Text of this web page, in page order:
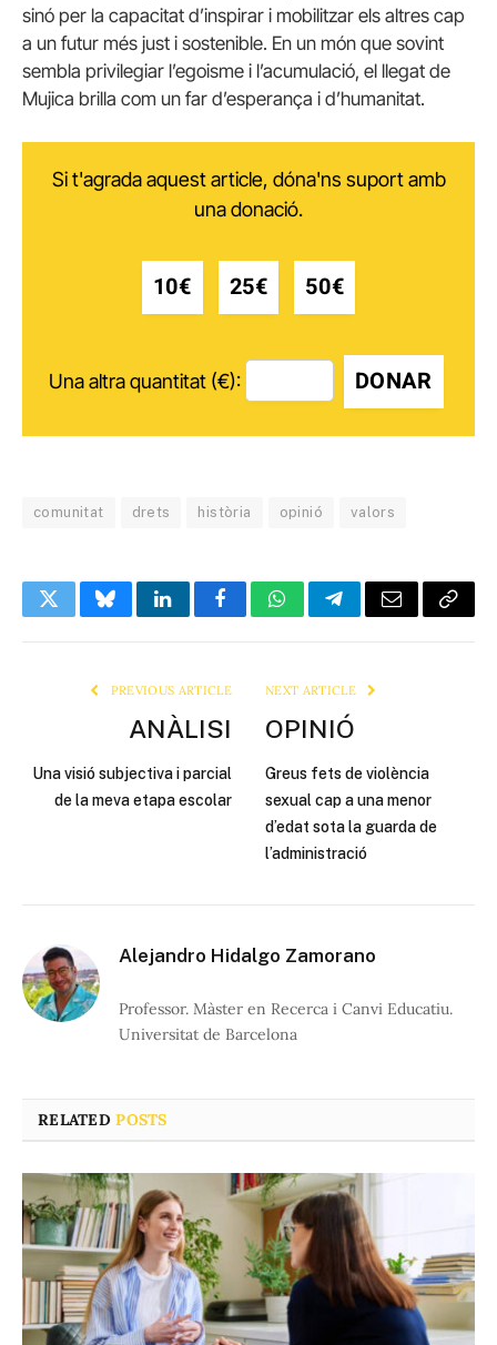
sinó per la capacitat d’inspirar i mobilitzar els altres cap
a un futur més just i sostenible. En un món que sovint
sembla privilegiar l’egoisme i l’acumulació, el llegat de
Mujica brilla com un far d’esperança i d’humanitat.
Si t'agrada aquest article, dóna'ns suport amb
una donació.
10€ 25€ 50€
Una altra quantitat (€): DONAR
comunitat drets història opinió valors
TwitterBlueskyLinkedInFacebookWhatsAppTelegramEmail Copy
PREVIOUS ARTICLE
ANÀLISI
Una visió subjectiva i parcial
de la meva etapa escolar
NEXT ARTICLE
OPINIÓ
Greus fets de violència
sexual cap a una menor
d’edat sota la guarda de
l’administració
Alejandro Hidalgo Zamorano
Professor. Màster en Recerca i Canvi Educatiu.
Universitat de Barcelona
RELATEDPOSTS